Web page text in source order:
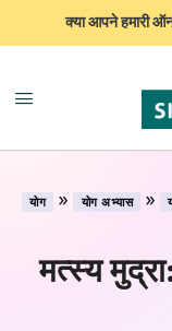
क्या आपने हमारी
योग » योग अभ्यास »
मत्स्य